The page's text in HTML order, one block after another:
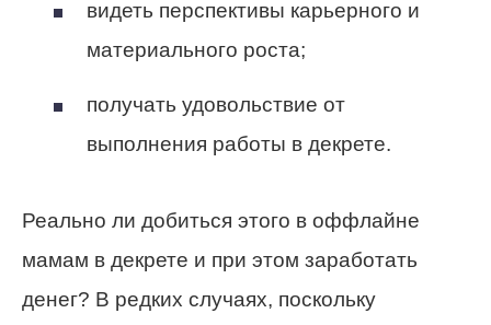
видеть перспективы карьерного и
материального роста;
получать удовольствие от
выполнения работы в декрете.
Реально ли добиться этого в оффлайне
мамам в декрете и при этом заработать
денег? В редких случаях, поскольку